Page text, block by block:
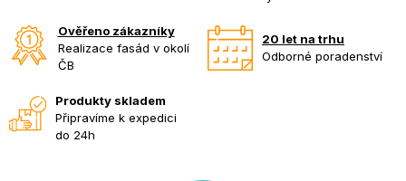
Ověřeno zákazníky
Realizace fasád v okolí
ČB
20 let na trhu
Odborné poradenství
Produkty skladem
Připravíme k expedici
do 24h